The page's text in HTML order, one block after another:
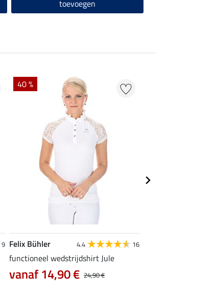
toevoegen
9
40 %
Felix Bühler 4.4 16
functioneel wedstrijdshirt Jule
24,90 €
vanaf 14,90 €